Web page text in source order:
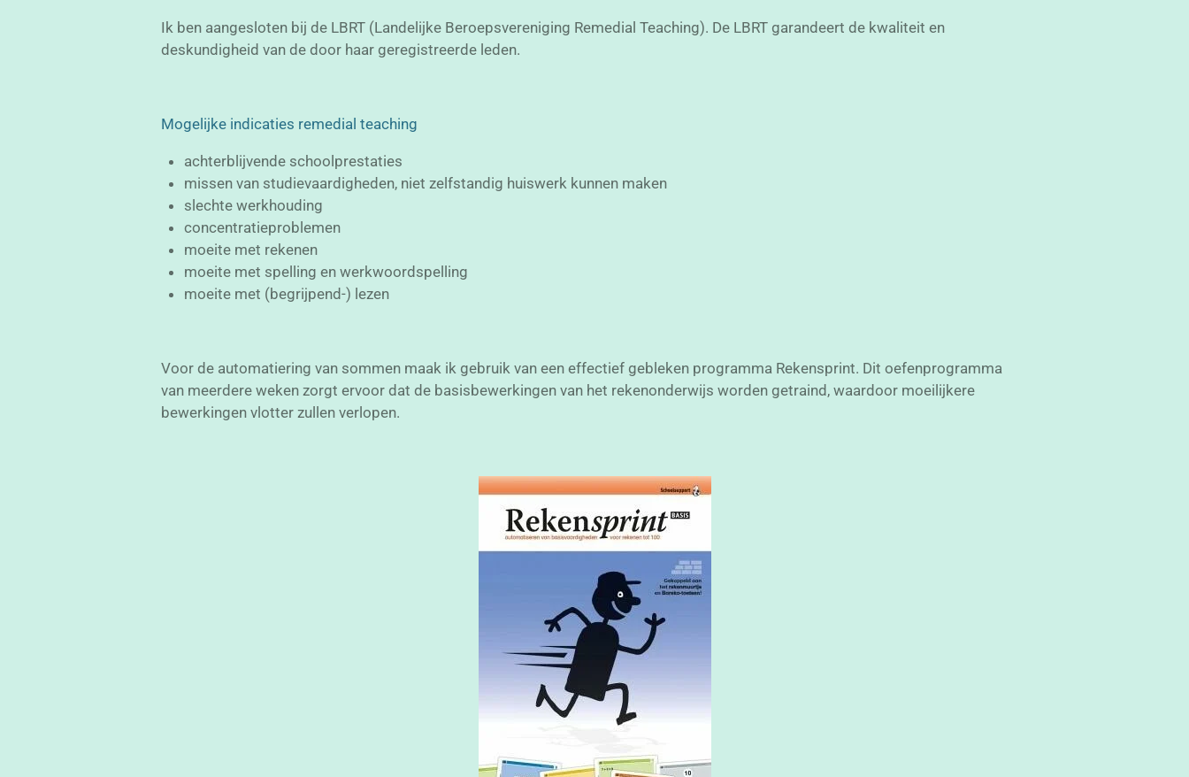
Ik ben aangesloten bij de LBRT (Landelijke Beroepsvereniging Remedial Teaching). De LBRT garandeert de kwaliteit en
deskundigheid van de door haar geregistreerde leden.
Mogelijke indicaties remedial teaching
achterblijvende schoolprestaties
missen van studievaardigheden, niet zelfstandig huiswerk kunnen maken
slechte werkhouding
concentratieproblemen
moeite met rekenen
moeite met spelling en werkwoordspelling
moeite met (begrijpend-) lezen
Voor de automatiering van sommen maak ik gebruik van een effectief gebleken programma Rekensprint. Dit oefenprogramma
van meerdere weken zorgt ervoor dat de basisbewerkingen van het rekenonderwijs worden getraind, waardoor moeilijkere
bewerkingen vlotter zullen verlopen.